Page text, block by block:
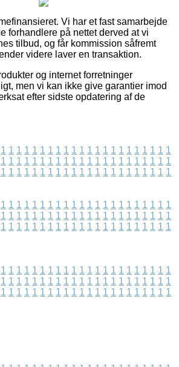
Vi har et fast samarbejde
forhandlere på nettet derved at vi
tilbud, og får kommission såfremt
videre laver en transaktion.
og internet forretninger
men vi kan ikke give garantier imod
efter sidste opdatering af de
1 1 1 1 1 1 1 1 1 1 1 1 1 1 1 1 1 1 1 1 1 1
1 1 1 1 1 1 1 1 1 1 1 1 1 1 1 1 1 1 1 1 1 1
1 1 1 1 1 1 1 1 1 1 1 1 1 1 1 1 1 1 1 1 1 1
1 1 1 1 1 1 1 1 1 1 1 1 1 1 1 1 1 1 1 1 1 1
1 1 1 1 1 1 1 1 1 1 1 1 1 1 1 1 1 1 1 1 1 1
1 1 1 1 1 1 1 1 1 1 1 1 1 1 1 1 1 1 1 1 1 1
1 1 1 1 1 1 1 1 1 1 1 1 1 1 1 1 1 1 1 1 1 1
1 1 1 1 1 1 1 1 1 1 1 1 1 1 1 1 1 1 1 1 1 1
1 1 1 1 1 1 1 1 1 1 1 1 1 1 1 1 1 1 1 1 1 1